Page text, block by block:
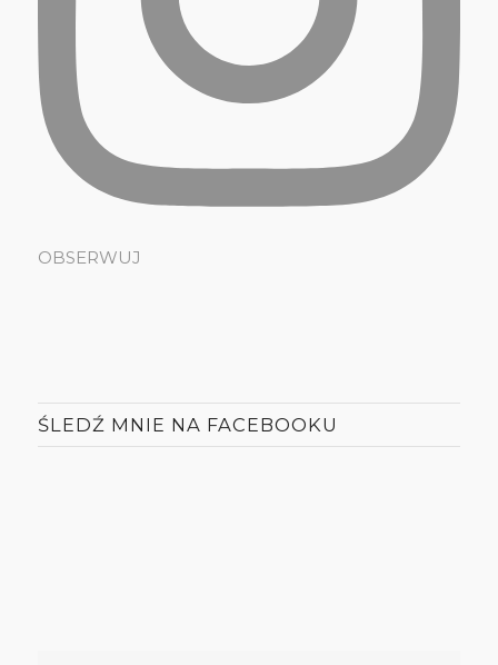
OBSERWUJ
ŚLEDŹ MNIE NA FACEBOOKU